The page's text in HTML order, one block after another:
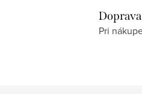
Pri